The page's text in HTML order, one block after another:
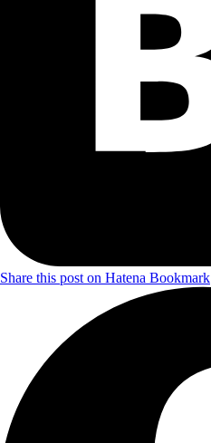
Share this post on Hatena Bookmark